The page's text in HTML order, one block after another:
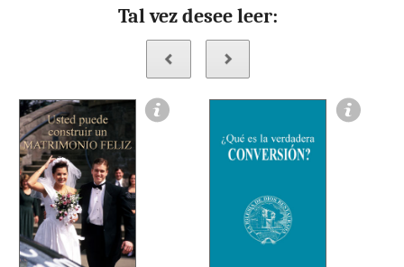
Tal vez desee leer: